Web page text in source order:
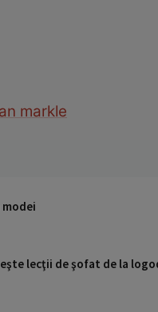
markle
modei
lecţii de şofat de la